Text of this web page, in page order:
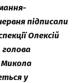
підписали
Олексій
голова
у